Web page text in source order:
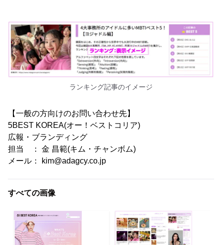
ランキング記事のイメージ
【一般の方向けのお問い合わせ先】
5BEST KOREA(オー！ベストコリア)
広報・ブランディング
担当 ： 金 昌範(キム・チャンボム)
メール： kim@adagcy.co.jp
すべての画像